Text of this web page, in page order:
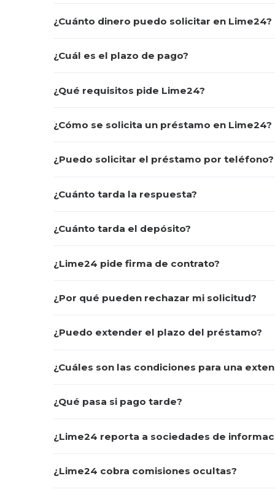
¿Cuánto dinero puedo solicitar en Lime24?
¿Cuál es el plazo de pago?
¿Qué requisitos pide Lime24?
¿Cómo se solicita un préstamo en Lime24?
¿Puedo solicitar el préstamo por teléfono?
¿Cuánto tarda la respuesta?
¿Cuánto tarda el depósito?
¿Lime24 pide firma de contrato?
¿Por qué pueden rechazar mi solicitud?
¿Puedo extender el plazo del préstamo?
¿Cuáles son las condiciones para una
¿Qué pasa si pago tarde?
¿Lime24 reporta a sociedades de
¿Lime24 cobra comisiones ocultas?